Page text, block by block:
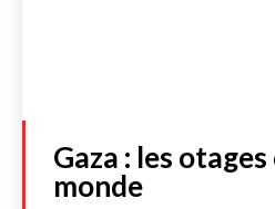
Gaza : les
monde